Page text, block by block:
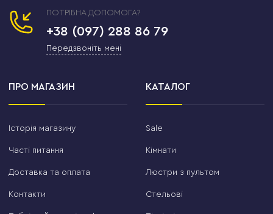
ПОТРІБНА ДОПОМОГА?
+38 (097) 288 86 79
Передзвоніть мені
ПРО МАГАЗИН
Історія магазину
Часті питання
Доставка та оплата
Контакти
КАТАЛОГ
Sale
Кімнати
Люстри з пультом
Стельові